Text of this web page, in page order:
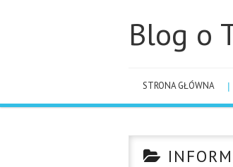
Blog o
STRONA GŁÓWNA